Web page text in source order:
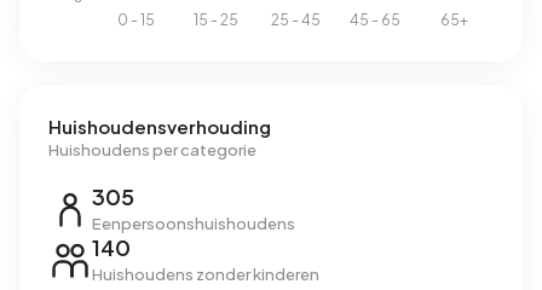
Huishoudensverhouding
Huishoudens per categorie
305
Eenpersoonshuishoudens
140
Huishoudens zonder kinderen